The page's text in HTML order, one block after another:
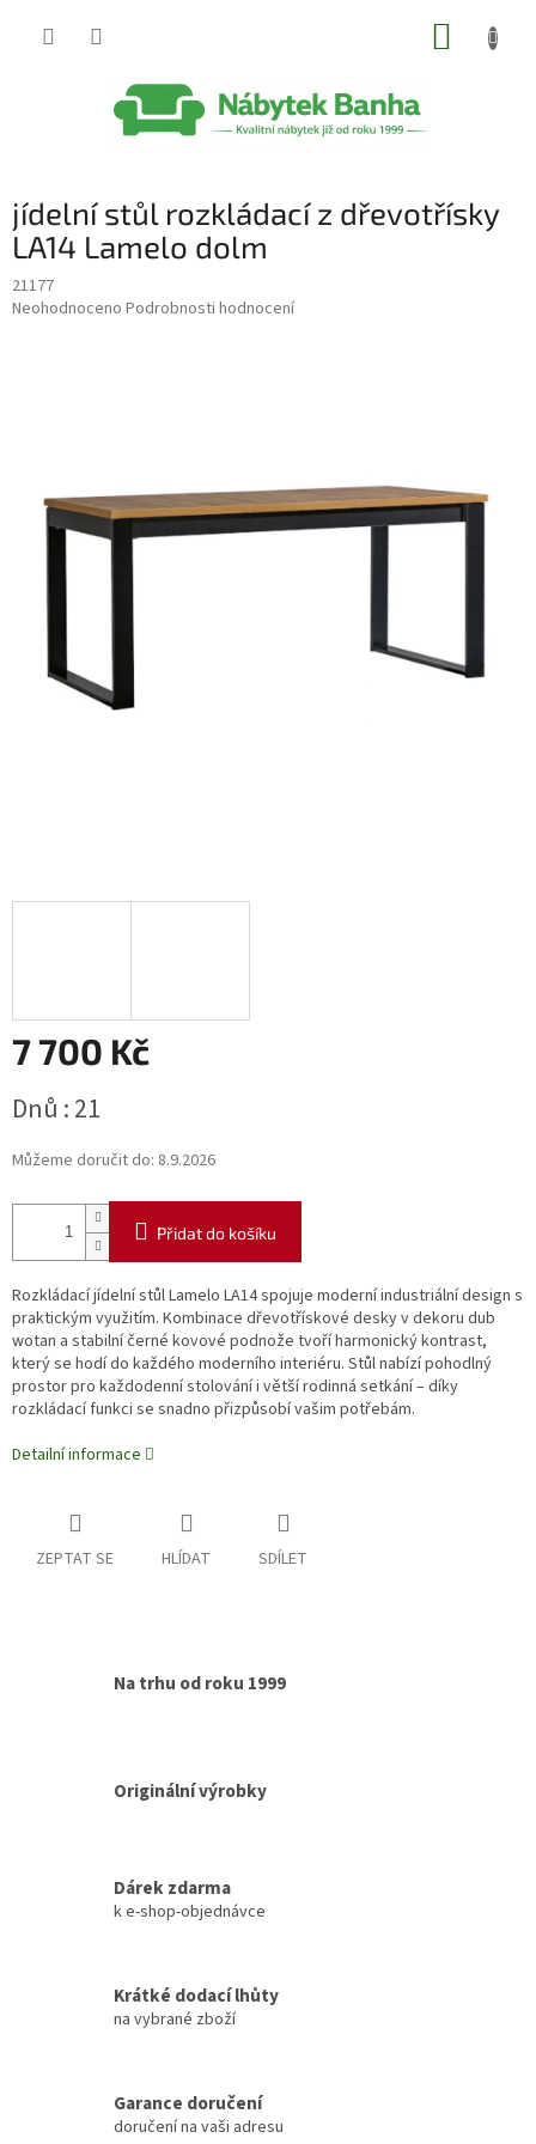
jídelní stůl rozkládací z dřevotřísky
LA14 Lamelo dolm
21177
Průměrné
Neohodnoceno Podrobnosti hodnocení
7 700 Kč
cena:
Dnů : 21
Můžeme doručit do: 8.9.2026
Přidat do košíku
Rozkládací jídelní stůl Lamelo LA14 spojuje moderní industriální design s
praktickým využitím. Kombinace dřevotřískové desky v dekoru dub
wotan a stabilní černé kovové podnože tvoří harmonický kontrast,
který se hodí do každého moderního interiéru. Stůl nabízí pohodlný
prostor pro každodenní stolování i větší rodinná setkání – díky
rozkládací funkci se snadno přizpůsobí vašim potřebám.
Detailní informace
ZEPTAT SE HLÍDAT SDÍLET
Na trhu od roku 1999
Originální výrobky
Dárek zdarma
k e-shop-objednávce
Krátké dodací lhůty
na vybrané zboží
Garance doručení
doručení na vaši adresu